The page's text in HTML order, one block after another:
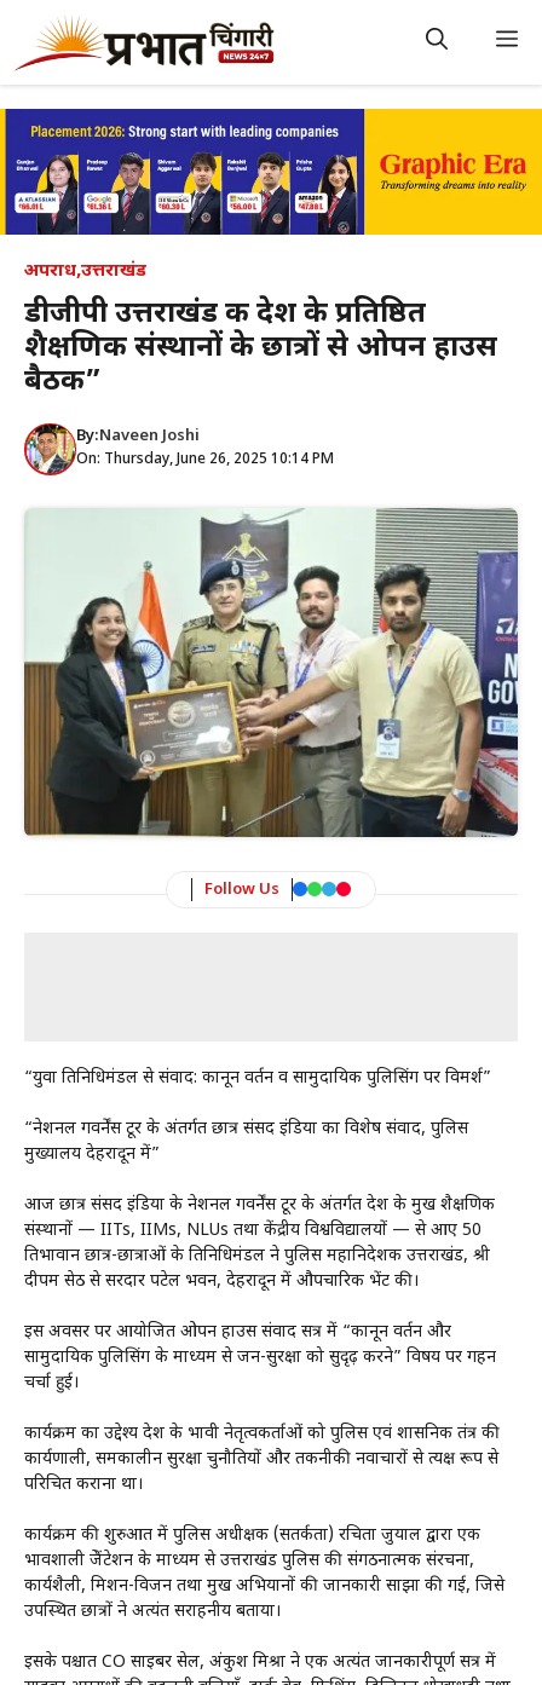
content
अपराध,उत्तराखंड
डीजीपी उत्तराखंड की देश के प्रतिष्ठित
शैक्षणिक संस्थानों के छात्रों से ओपन हाउस
बैठक”
By:Naveen Joshi
On: Thursday, June 26, 2025 10:14 PM
Follow Us
“युवा प्रतिनिधिमंडल से संवाद: कानून प्रवर्तन व सामुदायिक पुलिसिंग पर विमर्श”
“नेशनल गवर्नेंस टूर के अंतर्गत छात्र संसद इंडिया का विशेष संवाद, पुलिस
मुख्यालय देहरादून में”
आज छात्र संसद इंडिया के नेशनल गवर्नेंस टूर के अंतर्गत देश के प्रमुख शैक्षणिक
संस्थानों — IITs, IIMs, NLUs तथा केंद्रीय विश्वविद्यालयों — से आए 50
प्रतिभावान छात्र-छात्राओं के प्रतिनिधिमंडल ने पुलिस महानिदेशक उत्तराखंड, श्री
दीपम सेठ से सरदार पटेल भवन, देहरादून में औपचारिक भेंट की।
इस अवसर पर आयोजित ओपन हाउस संवाद सत्र में “कानून प्रवर्तन और
सामुदायिक पुलिसिंग के माध्यम से जन-सुरक्षा को सुदृढ़ करने” विषय पर गहन
चर्चा हुई।
कार्यक्रम का उद्देश्य देश के भावी नेतृत्वकर्ताओं को पुलिस एवं प्रशासनिक तंत्र की
कार्यप्रणाली, समकालीन सुरक्षा चुनौतियों और तकनीकी नवाचारों से प्रत्यक्ष रूप से
परिचित कराना था।
कार्यक्रम की शुरुआत में पुलिस अधीक्षक (सतर्कता) रचिता जुयाल द्वारा एक
प्रभावशाली प्रेजेंटेशन के माध्यम से उत्तराखंड पुलिस की संगठनात्मक संरचना,
कार्यशैली, मिशन-विजन तथा प्रमुख अभियानों की जानकारी साझा की गई, जिसे
उपस्थित छात्रों ने अत्यंत सराहनीय बताया।
इसके पश्चात CO साइबर सेल, अंकुश मिश्रा ने एक अत्यंत जानकारीपूर्ण सत्र में